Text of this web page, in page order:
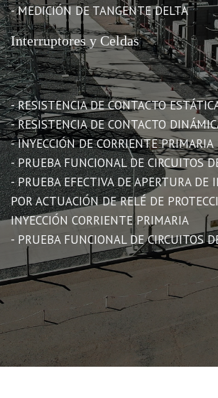
Interruptores y Celdas
- RESISTENCIA DE CONTACTO
- RESISTENCIA DE CONTACTO
- INYECCIÓN DE CORRIENTE PRIMARIA
- PRUEBA FUNCIONAL DE CIRCUITOS
- PRUEBA EFECTIVA DE APERTURA DE
POR ACTUACIÓN DE RELÉ DE
INYECCIÓN CORRIENTE PRIMARIA